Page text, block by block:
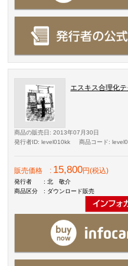
エスキス合理化テ
商品の販売日 : 2013年07月30日
発行者ID: level010kk 商品コード:
販売価格 : 15,800円(税込)
発行者
: 北 敬介
商品区分
: ダウンロード販売